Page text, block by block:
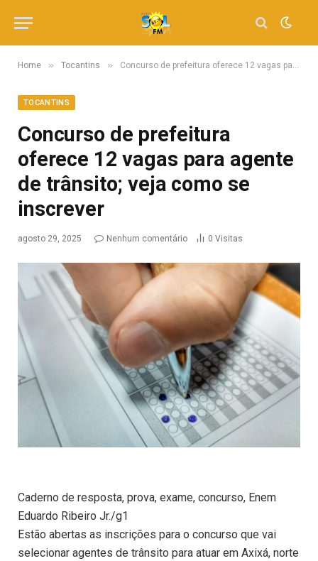
Home » Tocantins » Concurso de prefeitura oferece 12 vagas para agente de trânsito; veja como se inscrever
TOCANTINS
Concurso de prefeitura
oferece 12 vagas para agente
de trânsito; veja como se
inscrever
agosto 29, 2025 Nenhum comentário 0 Visitas
Caderno de resposta, prova, exame, concurso, Enem
Eduardo Ribeiro Jr./g1
Estão abertas as inscrições para o concurso que vai
selecionar agentes de trânsito para atuar em Axixá, norte